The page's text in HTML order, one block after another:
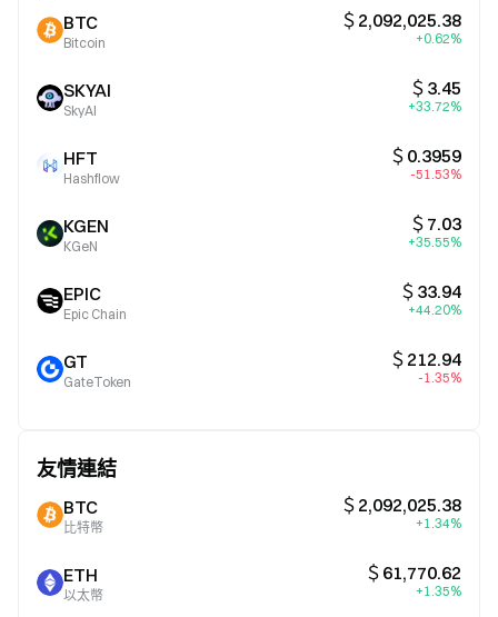
BTC
Bitcoin
＄2,092,025.38
+0.62%
SKYAI
SkyAI
＄3.45
+33.72%
HFT
Hashflow
＄0.3959
-51.53%
KGEN
KGeN
＄7.03
+35.55%
EPIC
Epic Chain
＄33.94
+44.20%
GT
GateToken
＄212.94
-1.35%
友情連結
BTC
比特幣
＄2,092,025.38
+1.34%
ETH
以太幣
＄61,770.62
+1.35%